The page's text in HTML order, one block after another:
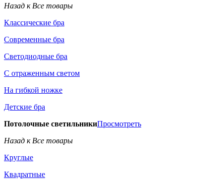
Назад к Все товары
Классические бра
Современные бра
Светодиодные бра
С отраженным светом
На гибкой ножке
Детские бра
Потолочные светильникиПросмотреть
Назад к Все товары
Круглые
Квадратные